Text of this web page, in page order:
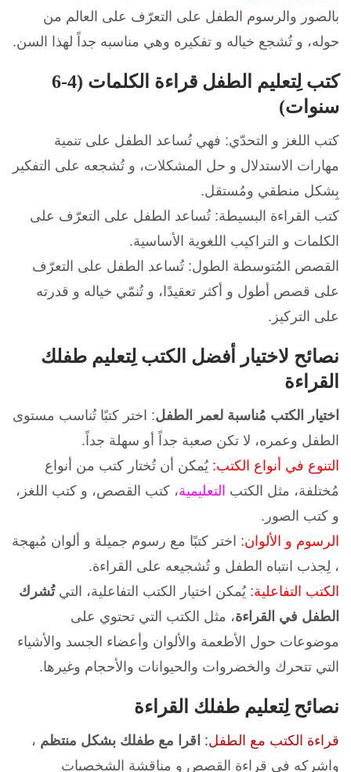
بالصور والرسوم الطفل على التعرّف على العالم من
حوله، و تُشجع خياله و تفكيره وهي مناسبه جداً لهذا السن.
كتب لِتعليم الطفل قراءة الكلمات (4-6
سنوات)
كتب اللغز و التحدّي: فهي تُساعد الطفل على تنمية
مهارات الاستدلال و حل المشكلات، و تُشجعه على التفكير
بِشكل منطقي ومُستقل.
كتب القراءة البسيطة: تُساعد الطفل على التعرّف على
الكلمات و التراكيب اللغوية الأساسية.
القصص المُتوسطة الطول: تُساعد الطفل على التعرّف
على قصص أطول و أكثر تعقيدًا، و تُنمّي خياله و قدرته
على التركيز.
نصائح لاختيار أفضل الكتب لِتعليم طفلك
القراءة
اختيار الكتب مُناسبة لعمر الطفل: اختر كتبًا تُناسب مستوى
الطفل وعمره، لا تكن صعبة جداً أو سهلة جداً.
التنوع في أنواع الكتب: يُمكن أن تُختار كتب من أنواع
مُختلفة، مثل الكتب التعليمية، كتب القصص، و كتب اللغز،
و كتب الصور.
الرسوم و الألوان: اختر كتبًا مع رسوم جميلة و ألوان مُبهجة
، لِجذب انتباه الطفل و تُشجيعه على القراءة.
الكتب التفاعلية: يُمكن اختيار الكتب التفاعلية، التيتُشرك
الطفل في القراءة، مثل الكتب التي تحتوي على
موضوعات حول الأطعمة والألوان وأعضاء الجسد والأشياء
التي تتحرك والخضروات والحيوانات والأحجام وغيرها.
نصائح لِتعليم طفلك القراءة
قراءة الكتب مع الطفل: اقرا مع طفلك بشكل منتظم ،
واشركه في قراءة القصص و مناقشة الشخصيات